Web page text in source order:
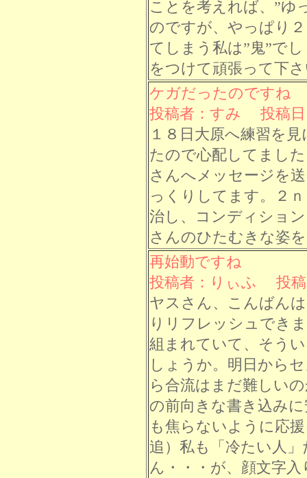
ことを考えれば、”ゆ
のですが、やっぱり
てしまう私は”鬼”で
をつけて頑張って下
ケガだったのですね
投稿者：すみ 投稿日
１８日大原へ練習を
たので心配してまし
さんへメッセージを
っくりしてます。２
治し、コンディショ
さんのひたむきな姿
再始動ですね
投稿者：りぃふ 投稿
ヤスさん、こんばん
りリフレッシュでき
組まれていて、そう
しょうか。明日から
ら合流はまだ難しい
の前向きな書き込み
も焦らないように応
追）私も「冷たい人
ん・・・が、顔文字